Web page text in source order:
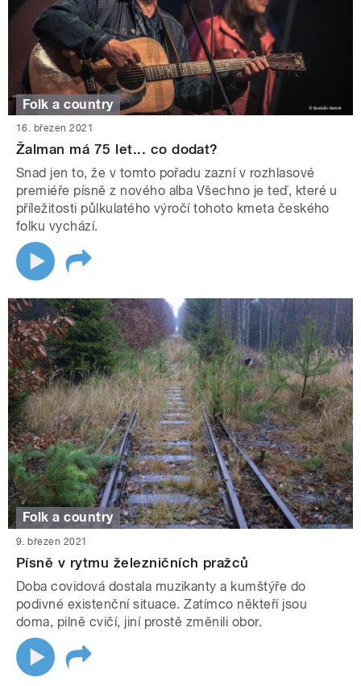
Folk a country
16. březen 2021
Žalman má 75 let... co dodat?
Snad jen to, že v tomto pořadu zazní v rozhlasové
premiéře písně z nového alba Všechno je teď, které u
příležitosti půlkulatého výročí tohoto kmeta českého
folku vychází.
Folk a country
9. březen 2021
Písně v rytmu železničních pražců
Doba covidová dostala muzikanty a kumštýře do
podivné existenční situace. Zatímco někteří jsou
doma, pilně cvičí, jiní prostě změnili obor.